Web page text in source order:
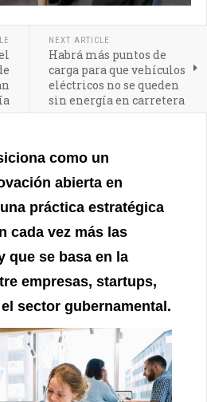
NEXT ARTICLE
Habrá más puntos de
carga para que vehículos
eléctricos no se queden
sin energía en carretera
como un
abierta en
práctica estratégica
cada vez más las
que se basa en la
empresas, startups,
sector gubernamental.